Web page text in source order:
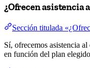
¿Ofrecen asistencia
Sección titulada
Sí, ofrecemos asistencia
en función del plan